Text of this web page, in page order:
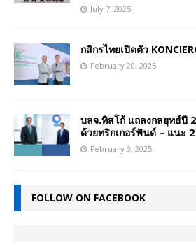
July 7, 2025
กสิกรไทยเปิดตัว
February 20, 2025
บลจ.ทิสโก้ แถลงกลยุทธ์ปี
ด้วยทริกเกอร์ฟันด์ – แนะ
February 3, 2025
FOLLOW ON FACEBOOK